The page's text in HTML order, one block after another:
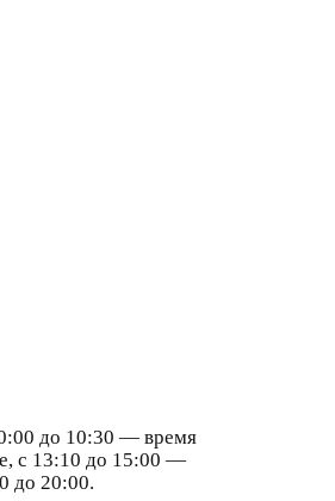
до 10:30 — время
с 13:10 до 15:00 —
до 20:00.